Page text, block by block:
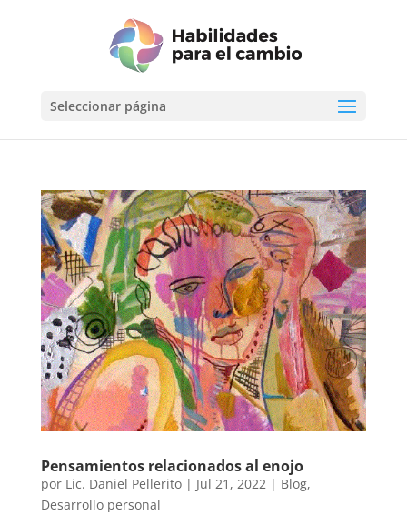
Seleccionar página
Pensamientos relacionados al enojo
por Lic. Daniel Pellerito| Jul 21, 2022| Blog,
Desarrollo personal